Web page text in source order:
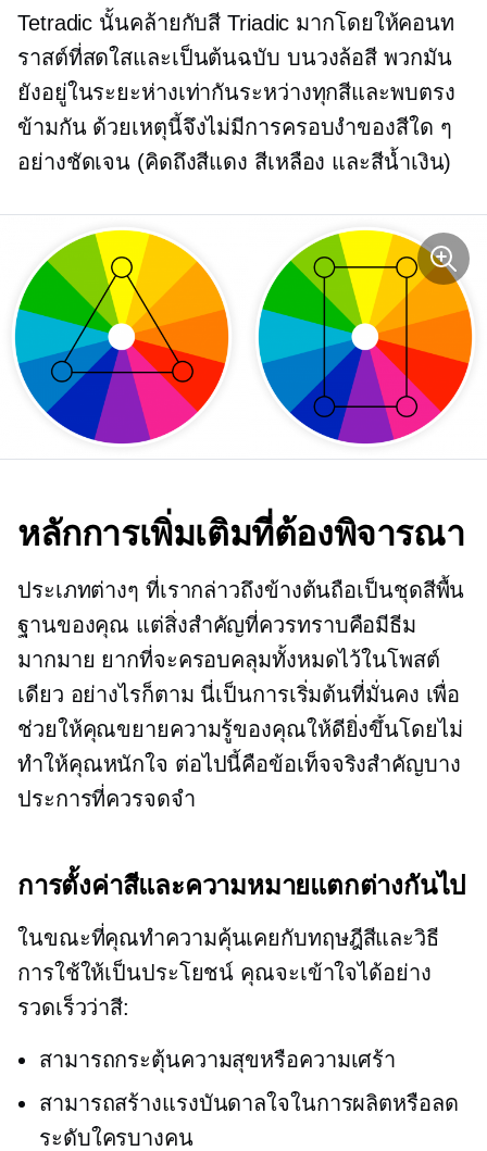
Tetradic นั้นคล้ายกับสี Triadic มากโดยให้คอนท
ราสต์ที่สดใสและเป็นต้นฉบับ บนวงล้อสี พวกมัน
ยังอยู่ในระยะห่างเท่ากันระหว่างทุกสีและพบตรง
ข้ามกัน ด้วยเหตุนี้จึงไม่มีการครอบงำของสีใด ๆ
อย่างชัดเจน (คิดถึงสีแดง สีเหลือง และสีน้ำเงิน)
หลักการเพิ่มเติมที่ต้องพิจารณา
ประเภทต่างๆ ที่เรากล่าวถึงข้างต้นถือเป็นชุดสีพื้น
ฐานของคุณ แต่สิ่งสำคัญที่ควรทราบคือมีธีม
มากมาย ยากที่จะครอบคลุมทั้งหมดไว้ในโพสต์
เดียว อย่างไรก็ตาม นี่เป็นการเริ่มต้นที่มั่นคง เพื่อ
ช่วยให้คุณขยายความรู้ของคุณให้ดียิ่งขึ้นโดยไม่
ทำให้คุณหนักใจ ต่อไปนี้คือข้อเท็จจริงสำคัญบาง
ประการที่ควรจดจำ
การตั้งค่าสีและความหมายแตกต่างกันไป
ในขณะที่คุณทำความคุ้นเคยกับทฤษฎีสีและวิธี
การใช้ให้เป็นประโยชน์ คุณจะเข้าใจได้อย่าง
รวดเร็วว่าสี:
สามารถกระตุ้นความสุขหรือความเศร้า
สามารถสร้างแรงบันดาลใจในการผลิตหรือลด
ระดับใครบางคน